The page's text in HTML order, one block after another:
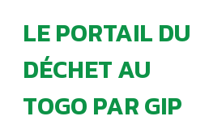
LE PORTAIL DU
DÉCHET AU
TOGO PAR GIP